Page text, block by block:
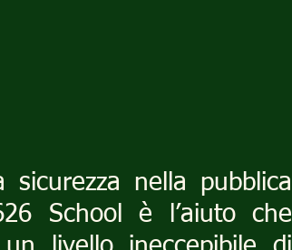
nella pubblica
School è l’aiuto che